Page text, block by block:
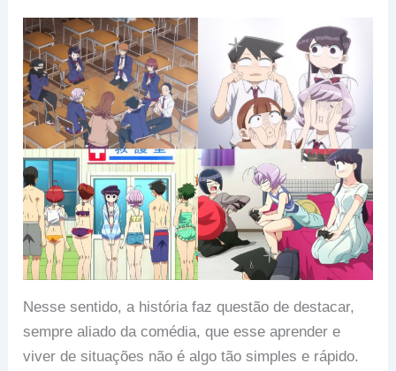
Nesse sentido, a história faz questão de destacar,
sempre aliado da comédia, que esse aprender e
viver de situações não é algo tão simples e rápido.